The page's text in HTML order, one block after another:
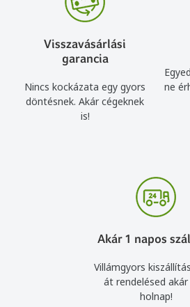
Visszavásárlási
garancia
Nincs kockázata egy gyors
döntésnek. Akár cégeknek
is!
ne
Akár 1 napos
Villámgyors
át rendelésed
holnap!